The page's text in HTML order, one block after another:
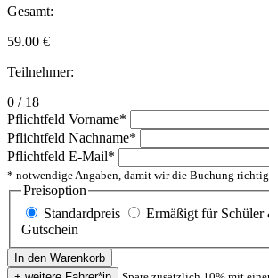
Gesamt:
59.00 €
Teilnehmer:
0 / 18
Pflichtfeld Vorname*
Pflichtfeld Nachname*
Pflichtfeld E-Mail*
* notwendige Angaben, damit wir die Buchung
Preisoption
Standardpreis
Ermäßigt für
Gutschein